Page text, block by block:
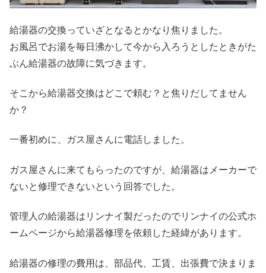
給湯器の交換っていざとなるとかなり焦りました。
お風呂でお湯を毎日沸かして今から入ろうとしたときがた
ぶん給湯器の故障に気づきます。
そこから給湯器交換はどこで頼む？と焦りだしてません
か？
一番初めに、ガス屋さんに電話しました。
ガス屋さんに来てもらったのですが、給湯器はメーカーで
ないと修理できないという回答でした。
管理人の給湯器はリンナイ製だったのでリンナイの公式ホ
ームページから給湯器修理を依頼した経緯があります。
給湯器の修理の費用は、部品代、工賃、出張費で決まりま